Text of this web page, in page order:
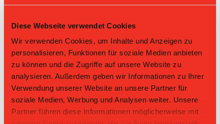
Diese Webseite verwendet Cookies
Wir verwenden Cookies, um Inhalte und Anzeigen zu
personalisieren, Funktionen für soziale Medien anbieten
zu können und die Zugriffe auf unsere Website zu
analysieren. Außerdem geben wir Informationen zu Ihrer
Verwendung unserer Website an unsere Partner für
soziale Medien, Werbung und Analysen weiter. Unsere
Partner führen diese Informationen möglicherweise mit
Direktbegegnungen
Zeit Heim Gast Resultat
18.01.2026 10:50
UHC Kerzers-
Müntschemier II
Lokomotiv
5:4
Lokomotiv UC Ste-
Croix
Kerzers-
Müntschemi
er II